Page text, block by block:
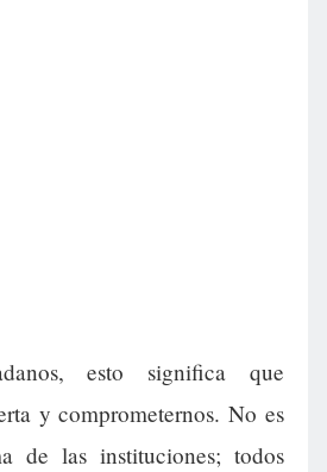
esto significa que
y comprometernos. No es
de las instituciones; todos